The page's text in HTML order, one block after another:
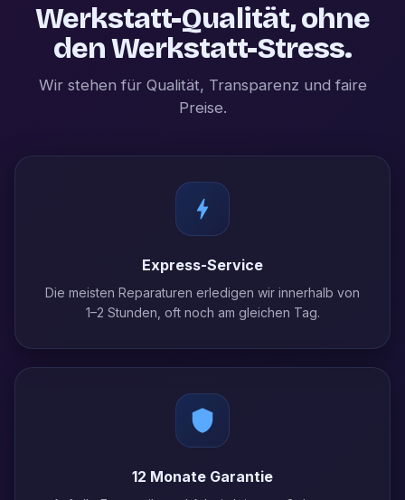
Werkstatt-Qualität, ohne
den Werkstatt-Stress.
Wir stehen für Qualität, Transparenz und faire
Preise.
Express-Service
Die meisten Reparaturen erledigen wir innerhalb von
1–2 Stunden, oft noch am gleichen Tag.
12 Monate Garantie